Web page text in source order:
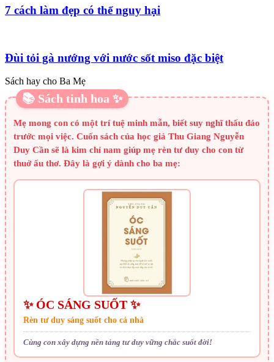
7 cách làm đẹp có thể nguy hại
Đùi tỏi gà nướng với nước sốt miso đặc biệt
Sách hay cho Ba Mẹ
📚 Sách tinh hoa ✨
Mẹ mong con có một trí tuệ minh mẫn, biết suy nghĩ thấu đáo
trước mọi việc. Cuốn sách của học giả Thu Giang Nguyễn
Duy Cần sẽ là kim chỉ nam giúp mẹ rèn tư duy cho con từ
thuở ấu thơ. Đây là gợi ý dành cho ba mẹ:
✨ ÓC SÁNG SUỐT ✨
Rèn tư duy sáng suốt cho cả nhà
Cùng con xây dựng nền tảng tư duy vững chắc suốt đời!